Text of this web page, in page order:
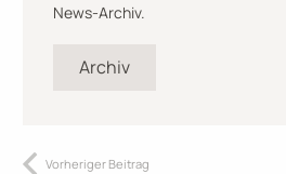
News-Archiv.
Archiv
Vorheriger Beitrag